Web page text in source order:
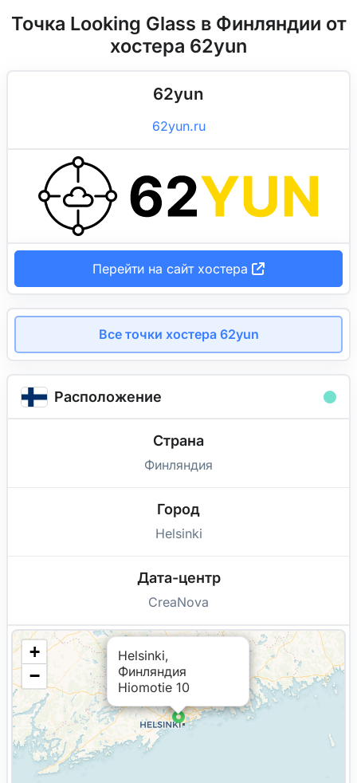
Точка Looking Glass в Финляндии от
хостера 62yun
62yun
62yun.ru
Перейти на сайт хостера
Все точки хостера 62yun
Расположение
Страна
Финляндия
Город
Helsinki
Дата-центр
CreaNova
Helsinki,
Финляндия
Hiomotie 10
+
−